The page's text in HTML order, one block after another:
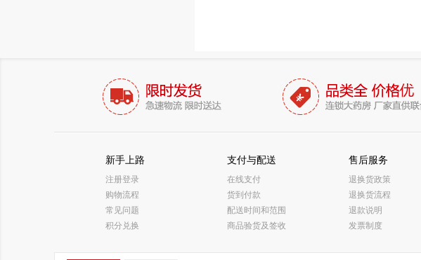
新手上路
注册登录
购物流程
常见问题
积分兑换
支付与配送
在线支付
货到付款
配送时间和范围
商品验货及签收
售后服务
退换货政策
退换货流程
退款说明
发票制度